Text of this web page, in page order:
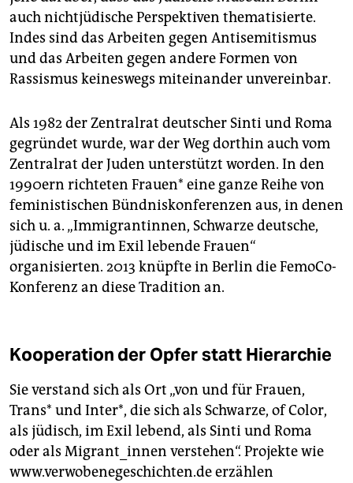
auch nichtjüdische Perspektiven thematisierte.
Indes sind das Arbeiten gegen Antisemitismus
und das Arbeiten gegen andere Formen von
Rassismus keineswegs miteinander unvereinbar.
Als 1982 der Zentralrat deutscher Sinti und Roma
gegründet wurde, war der Weg dorthin auch vom
Zentralrat der Juden unterstützt worden. In den
1990ern richteten Frauen* eine ganze Reihe von
feministischen Bündniskonferenzen aus, in denen
sich u. a. „Immigrantinnen, Schwarze deutsche,
jüdische und im Exil lebende Frauen“
organisierten. 2013 knüpfte in Berlin die FemoCo-
Konferenz an diese Tradition an.
Kooperation der Opfer statt Hierarchie
Sie verstand sich als Ort „von und für Frauen,
Trans* und Inter*, die sich als Schwarze, of Color,
als jüdisch, im Exil lebend, als Sinti und Roma
oder als Migrant_innen verstehen“. Projekte wie
www.verwobenegeschichten.de erzählen